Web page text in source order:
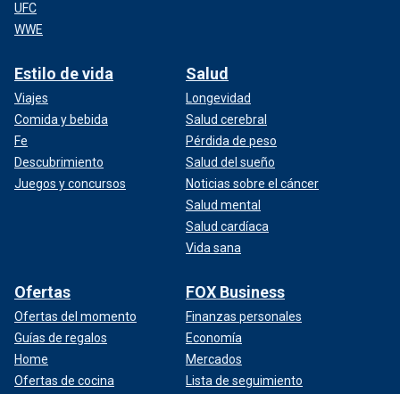
UFC
WWE
Estilo de vida
Viajes
Comida y bebida
Fe
Descubrimiento
Juegos y concursos
Salud
Longevidad
Salud cerebral
Pérdida de peso
Salud del sueño
Noticias sobre el cáncer
Salud mental
Salud cardíaca
Vida sana
Ofertas
Ofertas del momento
Guías de regalos
Home
Ofertas de cocina
FOX Business
Finanzas personales
Economía
Mercados
Lista de seguimiento